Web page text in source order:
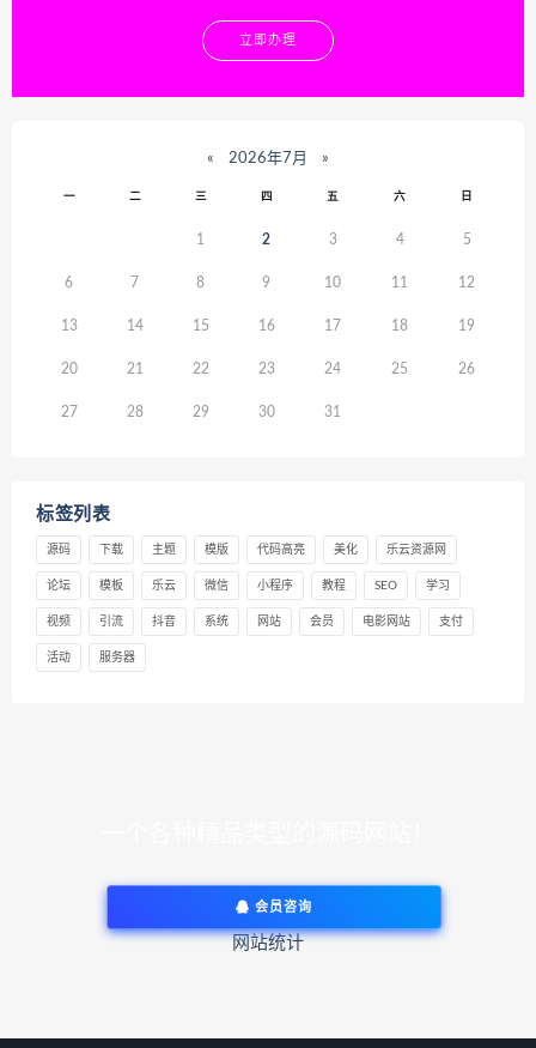
立即办理
« 2026年7月 »
一 二 三 四 五 六 日
1 2 3 4 5
6 7 8 9 10 11 12
13 14 15 16 17 18 19
20 21 22 23 24 25 26
27 28 29 30 31
标签列表
源码 下载 主题 模版 代码高亮 美化 乐云资源网
论坛 模板 乐云 微信 小程序 教程 SEO 学习
视频 引流 抖音 系统 网站 会员 电影网站 支付
活动 服务器
会员咨询
网站统计